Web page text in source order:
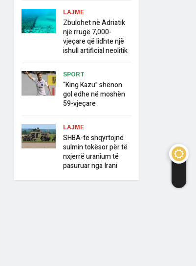
LAJME
Zbulohet në Adriatik
një rrugë 7,000-
vjeçare që lidhte një
ishull artificial neolitik
SPORT
“King Kazu” shënon
gol edhe në moshën
59-vjeçare
LAJME
SHBA-të shqyrtojnë
sulmin tokësor për të
nxjerrë uranium të
pasuruar nga Irani